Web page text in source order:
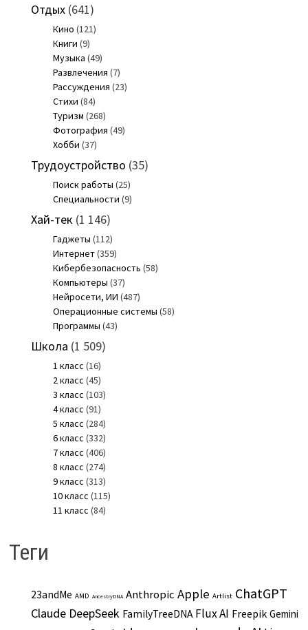
Отдых(641)
Кино (121)
Книги (9)
Музыка (49)
Развлечения (7)
Рассуждения (23)
Стихи (84)
Туризм (268)
Фотография (49)
Хобби (37)
Трудоустройство (35)
Поиск работы (25)
Специальности (9)
Хай-тек (1 146)
Гаджеты (112)
Интернет(359)
Кибербезопасность (58)
Компьютеры (37)
Нейросети, ИИ (487)
Операционные системы (58)
Программы (43)
Школа (1 509)
1 класс (16)
2 класс (45)
3 класс (103)
4 класс (91)
5 класс (284)
6 класс (332)
7 класс (406)
8 класс (274)
9 класс (313)
10 класс (115)
11 класс (84)
Теги
23andMe AMD AncestryDNA Anthropic Apple Artlist ChatGPT
Claude DeepSeek FamilyTreeDNA Flux AI Freepik Gemini